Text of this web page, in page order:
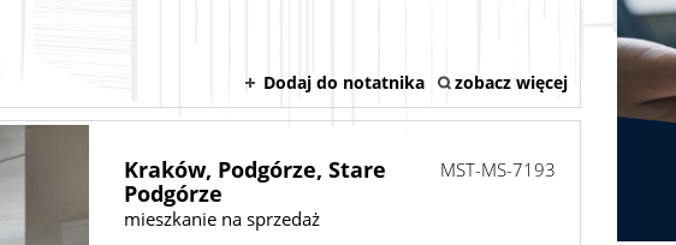
Dodaj do notatnika zobacz więcej
Kraków, Podgórze, Stare
Podgórze
mieszkanie na sprzedaż
MST-MS-7193